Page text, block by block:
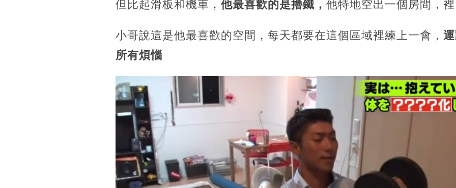
但比起滑板和機車， 他最喜歡的是擼鐵， 他特地空出一個房間，
小哥說這是他最喜歡的空間，每天都要在這個區域裡練上一會，
所有煩惱